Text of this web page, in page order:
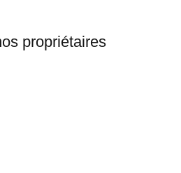
propriétaires